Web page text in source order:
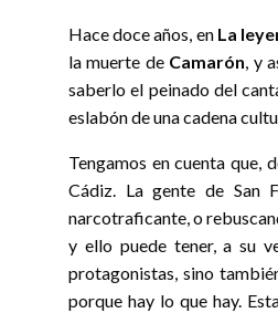
Hace doce años, en La
la muerte de Camarón, y
saberlo el peinado del
eslabón de una cadena
Tengamos en cuenta que,
Cádiz. La gente de San
narcotraficante, o
y ello puede tener, a su
protagonistas, sino
porque hay lo que hay.